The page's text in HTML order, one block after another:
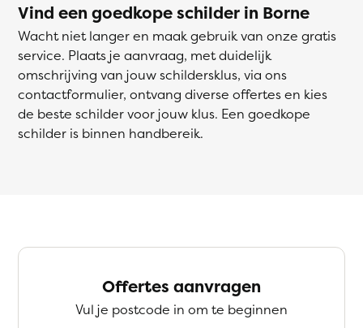
Vind een goedkope schilder in Borne
Wacht niet langer en maak gebruik van onze gratis
service. Plaats je aanvraag, met duidelijk
omschrijving van jouw schildersklus, via ons
contactformulier, ontvang diverse offertes en kies
de beste schilder voor jouw klus. Een goedkope
schilder is binnen handbereik.
Offertes aanvragen
Vul je postcode in om te beginnen